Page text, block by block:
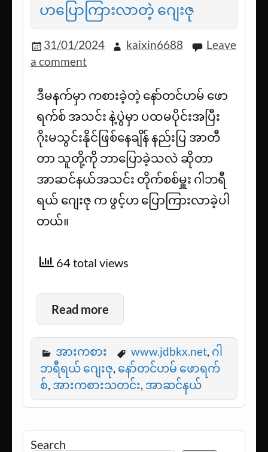
ဟပြောကြားလာတဲ့ ဂျေးဇု
31/01/2024 kaixin6688
Leave
a comment
ဒီမနက်မှာ ကစားခဲ့တဲ့ နော်တင်ဟမ် ဖော
ရက်စ် အသင်း နဲ့ပွဲမှာ ပထမပိုင်းအပြီး
ဂိုးမသွင်းနိုင်ဖြစ်နေချိန် နည်းပြ အာတီ
တာ သူတို့ကို ဘာပြောခဲ့သလဲ ဆိုတာ
အာဆင်နယ်အသင်း တိုက်စစ်မှူး ဂါဘရီ
ရယ် ဂျေးဇု က ဖွင့်ဟ ပြောကြားလာခဲ့ပါ
တယ်။
64 total views
Read more
အားကစား www.jdbkx.net, ဂါ
ဘရီရယ် ဂျေးဇု, နော်တင်ဟမ် ဖောရက်
စ်, အားကစားသတင်း, အာဆင်နယ်
Search